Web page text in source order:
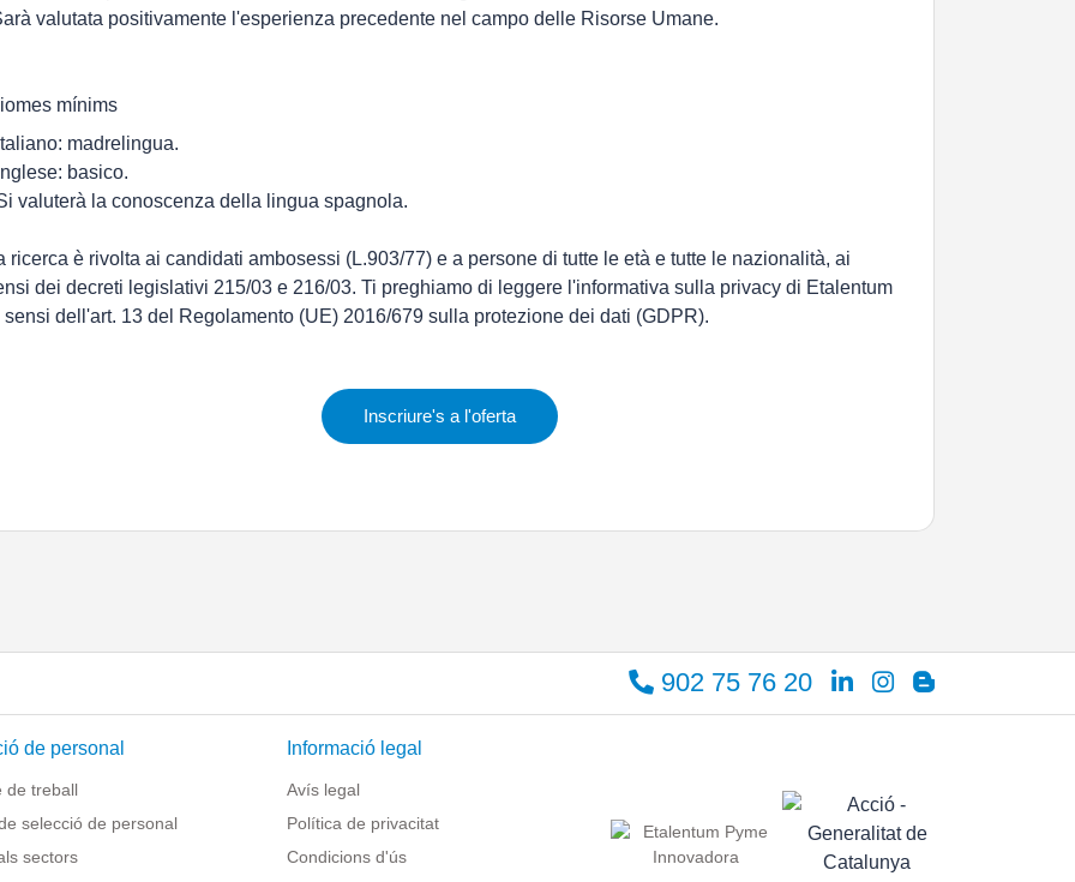
valutata positivamente l'esperienza precedente nel campo delle Risorse Umane.
mínims
madrelingua.
basico.
valuterà la conoscenza della lingua spagnola.
ricerca è rivolta ai candidati ambosessi (L.903/77) e a persone di tutte le età e tutte le nazionalità, ai
dei decreti legislativi 215/03 e 216/03. Ti preghiamo di leggere l'informativa sulla privacy di Etalentum
sensi dell'art. 13 del Regolamento (UE) 2016/679 sulla protezione dei dati (GDPR).
Inscriure's a l'oferta
902 75 76 20
de personal
de treball
selecció de personal
sectors
Informació legal
Avís legal
Política de privacitat
Condicions d'ús